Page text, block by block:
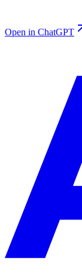
Open in ChatGPT